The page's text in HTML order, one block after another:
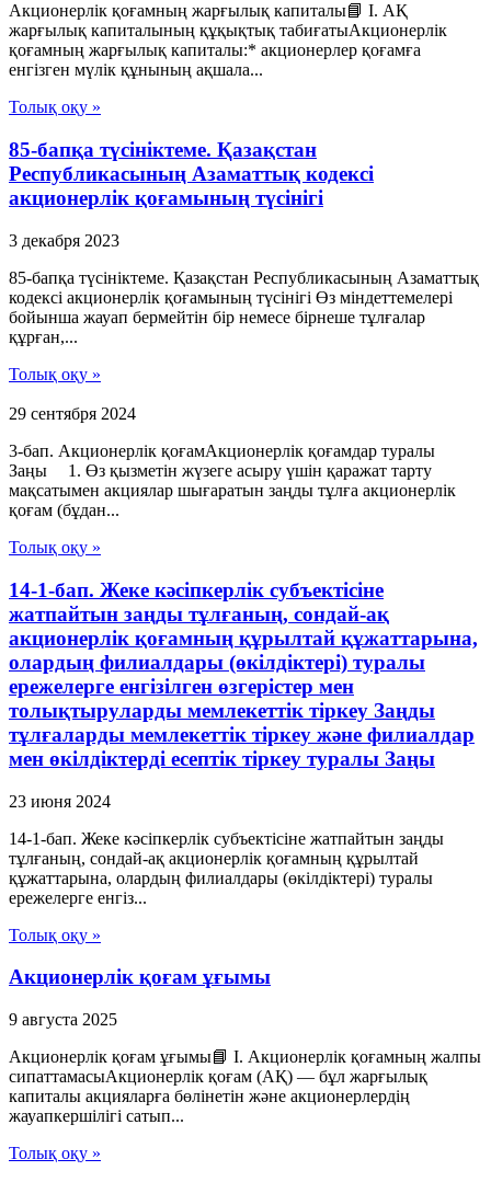
Акционерлік қоғамның жарғылық капиталы📘 I. АҚ
жарғылық капиталының құқықтық табиғатыАкционерлік
қоғамның жарғылық капиталы:* акционерлер қоғамға
енгізген мүлік құнының ақшала...
Толық оқу »
85-бапқа түсініктеме. Қазақстан
Республикасының Азаматтық кодексі
акционерлік қоғамының түсінігі
3 декабря 2023
85-бапқа түсініктеме. Қазақстан Республикасының Азаматтық
кодексі акционерлік қоғамының түсінігі Өз міндеттемелері
бойынша жауап бермейтін бір немесе бірнеше тұлғалар
құрған,...
Толық оқу »
29 сентября 2024
3-бап. Акционерлік қоғамАкционерлік қоғамдар туралы
Заңы 1. Өз қызметін жүзеге асыру үшін қаражат тарту
мақсатымен акциялар шығаратын заңды тұлға акционерлік
қоғам (бұдан...
Толық оқу »
14-1-бап. Жеке кәсіпкерлік субъектісіне
жатпайтын заңды тұлғаның, сондай-ақ
акционерлік қоғамның құрылтай құжаттарына,
олардың филиалдары (өкілдіктері) туралы
ережелерге енгізілген өзгерістер мен
толықтыруларды мемлекеттік тіркеу Заңды
тұлғаларды мемлекеттік тіркеу және филиалдар
мен өкілдіктерді есептік тіркеу туралы Заңы
23 июня 2024
14-1-бап. Жеке кәсіпкерлік субъектісіне жатпайтын заңды
тұлғаның, сондай-ақ акционерлік қоғамның құрылтай
құжаттарына, олардың филиалдары (өкілдіктері) туралы
ережелерге енгіз...
Толық оқу »
Акционерлік қоғам ұғымы
9 августа 2025
Акционерлік қоғам ұғымы📘 I. Акционерлік қоғамның жалпы
сипаттамасыАкционерлік қоғам (АҚ) — бұл жарғылық
капиталы акцияларға бөлінетін және акционерлердің
жауапкершілігі сатып...
Толық оқу »